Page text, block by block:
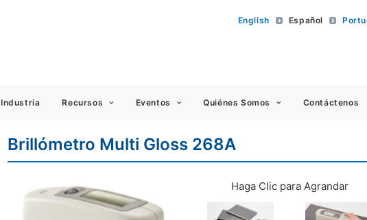
English Español
Industria Recursos Eventos Quiénes Somos Contáctenos
Brillómetro Multi Gloss 268A
Haga Clic para Agrandar